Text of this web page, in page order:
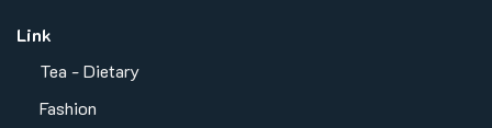
Link
Tea - Dietary
Fashion